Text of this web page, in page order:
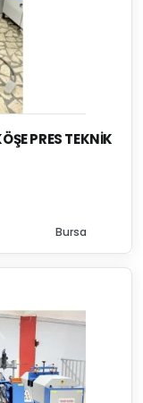
PRES TEKNIK
Bursa